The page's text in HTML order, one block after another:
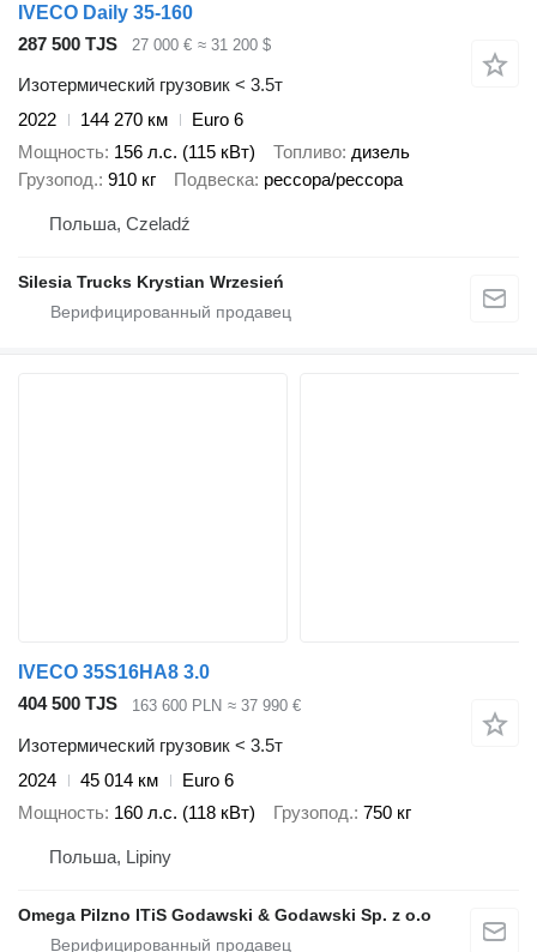
IVECO Daily 35-160
287 500 TJS
27 000 € ≈ 31 200 $
Изотермический грузовик < 3.5т
2022
144 270 км
Euro 6
Мощность 156 л.с. (115 кВт) Топливо дизель
Грузопод. 910 кг Подвеска рессора/рессора
Польша, Czeladź
Silesia Trucks Krystian Wrzesień
IVECO 35S16HA8 3.0
404 500 TJS
163 600 PLN ≈ 37 990 €
Изотермический грузовик < 3.5т
2024
45 014 км
Euro 6
Мощность 160 л.с. (118 кВт) Грузопод. 750 кг
Польша, Lipiny
Omega Pilzno ITiS Godawski & Godawski Sp. z o.o